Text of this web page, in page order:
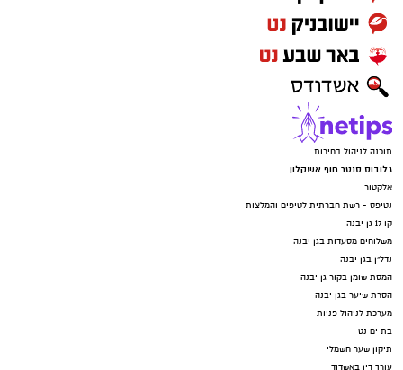
תוכנה לניהול בחירות
גלובוס סנטר חוף אשקלון
אלקטור
נטיפס - רשת חברתית לטיפים והמלצות
קו 17 גן יבנה
משלוחים מסעדות בגן יבנה
נדל"ן בגן יבנה
המסת שומן בקור גן יבנה
הסרת שיער בגן יבנה
מערכת לניהול פניות
בת ים נט
תיקון שער חשמלי
עורך דין באשדוד